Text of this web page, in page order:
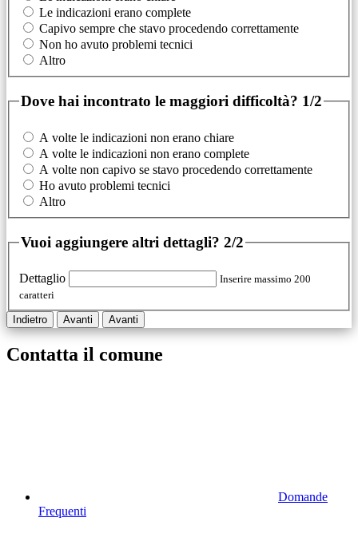
Le indicazioni erano complete
Capivo sempre che stavo procedendo correttamente
Non ho avuto problemi tecnici
Altro
Dove hai incontrato le maggiori difficoltà? 1/2
A volte le indicazioni non erano chiare
A volte le indicazioni non erano complete
A volte non capivo se stavo procedendo correttamente
Ho avuto problemi tecnici
Altro
Vuoi aggiungere altri dettagli? 2/2
Dettaglio
Inserire massimo 200
caratteri
Indietro Avanti Avanti
Contatta il comune
Domande
Frequenti